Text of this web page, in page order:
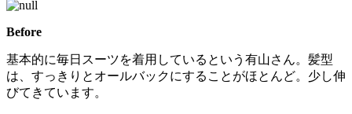
Before
基本的に毎日スーツを着用しているという有山さん。髪型
は、すっきりとオールバックにすることがほとんど。少し伸
びてきています。